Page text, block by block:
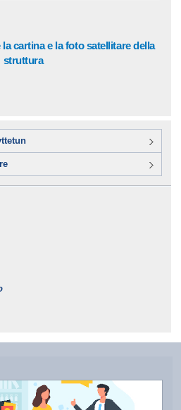
cartina e la foto satellitare della
struttura